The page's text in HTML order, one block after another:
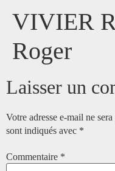
VIVIER
Roger
Laisser un
Votre adresse e-mail ne
sont indiqués avec *
Commentaire *